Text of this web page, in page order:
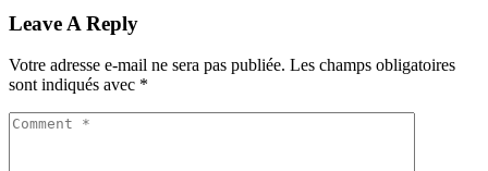
Leave A Reply
Votre adresse e-mail ne sera pas publiée. Les champs obligatoires
sont indiqués avec *